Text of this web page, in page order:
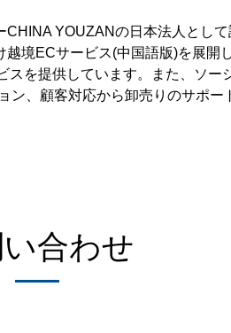
YOUZANの日本法人とし
境ECサービス(中国語版)を展開
を提供しています。また、ソー
、顧客対応から卸売りのサポー
合わせ